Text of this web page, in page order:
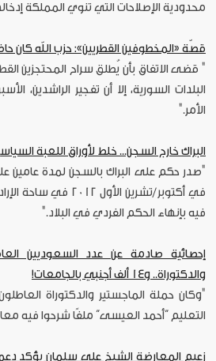
محدودية الإصلاحات التي تنوي المملكة
قصّة «المخطوفين القطريين»: حزب الله كان
" قضى الاتفاق بأن يُطلق سراح المحتجزين
البلدات السورية، إلا أن تفجير الراشدين،
الأمر."
البراك خارج السجن... خلط لأوراق اللعبة
"صدر حكم على البراك بالسجن لمدة عامين
في أكتوبر/تشرين الأول
فيه بإنهاء الحكم الفردي في البلاد."
إحصائية صادمة عن عدد السعوديين
والدكتوراة.. و14 ألف أجنبي بالجامعات!
"وكان حملة الماجستير والدكتوراة
التعليم “أحمد العيسى” ملفًا شرحوا فيه
زعيم المعارضة الشيخ علي سلمان يؤكد